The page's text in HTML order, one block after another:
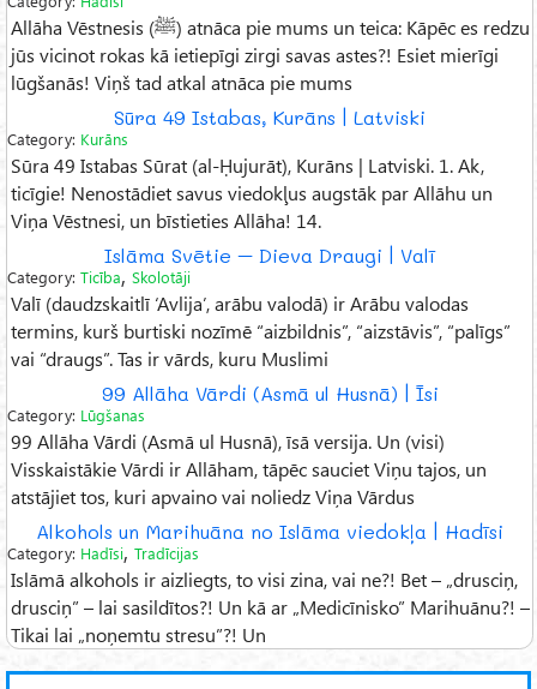
Allāha Vēstnesis (ﷺ) atnāca pie mums un teica: Kāpēc es redzu
jūs vicinot rokas kā ietiepīgi zirgi savas astes?! Esiet mierīgi
lūgšanās! Viņš tad atkal atnāca pie mums
Sūra 49 Istabas, Kurāns | Latviski
Category: Kurāns
Sūra 49 Istabas Sūrat (al-Ḥujurāt), Kurāns | Latviski. 1. Ak,
ticīgie! Nenostādiet savus viedokļus augstāk par Allāhu un
Viņa Vēstnesi, un bīstieties Allāha! 14.
Islāma Svētie – Dieva Draugi | Valī
Category: Ticība, Skolotāji
Valī (daudzskaitlī ‘Avlija’, arābu valodā) ir Arābu valodas
termins, kurš burtiski nozīmē “aizbildnis”, “aizstāvis”, “palīgs”
vai “draugs”. Tas ir vārds, kuru Muslimi
99 Allāha Vārdi (Asmā ul Husnā) | Īsi
Category: Lūgšanas
99 Allāha Vārdi (Asmā ul Husnā), īsā versija. Un (visi)
Visskaistākie Vārdi ir Allāham, tāpēc sauciet Viņu tajos, un
atstājiet tos, kuri apvaino vai noliedz Viņa Vārdus
Alkohols un Marihuāna no Islāma viedokļa | Hadīsi
Category: Hadīsi, Tradīcijas
Islāmā alkohols ir aizliegts, to visi zina, vai ne?! Bet – „drusciņ,
drusciņ” – lai sasildītos?! Un kā ar „Medicīnisko” Marihuānu?! –
Tikai lai „noņemtu stresu”?! Un